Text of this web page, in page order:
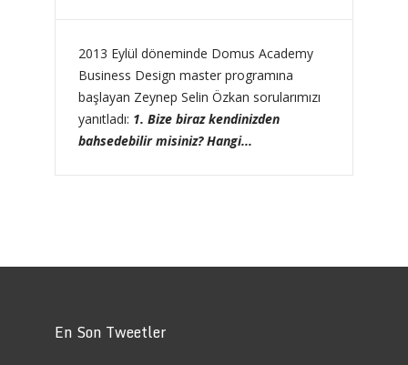
2013 Eylül döneminde Domus Academy
Business Design master programına
başlayan Zeynep Selin Özkan sorularımızı
yanıtladı: 1. Bize biraz kendinizden
bahsedebilir misiniz? Hangi...
En Son Tweetler